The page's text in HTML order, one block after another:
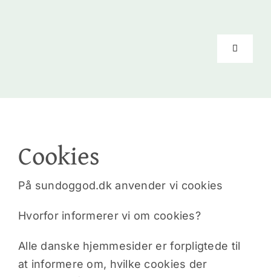
Toggle
Cookies
På sundoggod.dk anvender vi cookies
Hvorfor informerer vi om cookies?
Alle danske hjemmesider er forpligtede til
at informere om, hvilke cookies der